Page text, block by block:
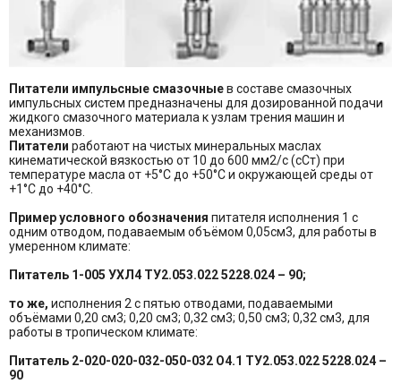
Питатели импульсные смазочныев составе смазочных
импульсных систем предназначены для дозированной подачи
жидкого смазочного материала к узлам трения машин и
механизмов.
Питатели работают на чистых минеральных маслах
кинематической вязкостью от 10 до 600 мм2/с (сСт) при
температуре масла от +5°С до +50°С и окружающей среды от
+1°С до +40°С.
Пример условного обозначения питателя исполнения 1 с
одним отводом, подаваемым объёмом 0,05см3, для работы в
умеренном климате:
Питатель 1-005 УХЛ4 ТУ2.053.022 5228.024 – 90;
то же, исполнения 2 с пятью отводами, подаваемыми
объёмами 0,20 см3; 0,20 см3; 0,32 см3; 0,50 см3; 0,32 см3, для
работы в тропическом климате:
Питатель 2-020-020-032-050-032 О4.1 ТУ2.053.022 5228.024 –
90